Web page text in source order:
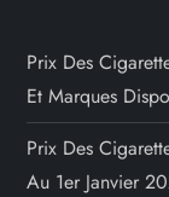
Prix Des
Et Marques
Prix Des
Au 1er Janvier